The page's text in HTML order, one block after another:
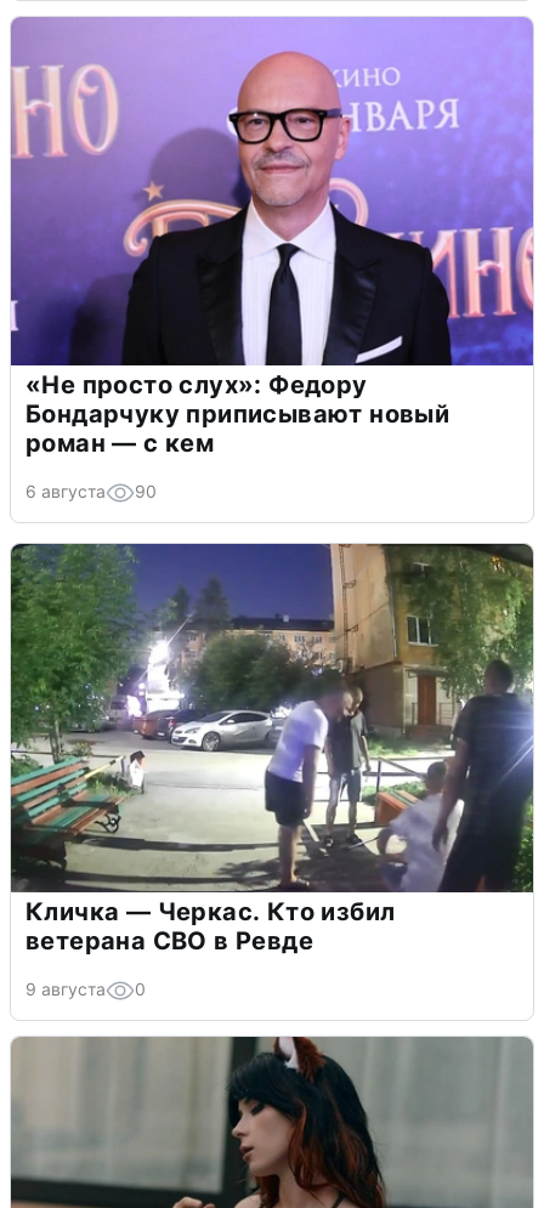
«Не просто слух»: Федору
Бондарчуку приписывают новый
роман — с кем
6 августа 90
Кличка — Черкас. Кто избил
ветерана СВО в Ревде
9 августа 0